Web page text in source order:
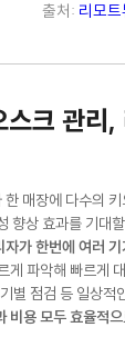
출처: 리모트
스크 관리
한 매장에 다수의
향상 효과를 기대
자가 한번에 여러
게 파악해 빠르게
별 점검 등 일상적
비용 모두 효율적